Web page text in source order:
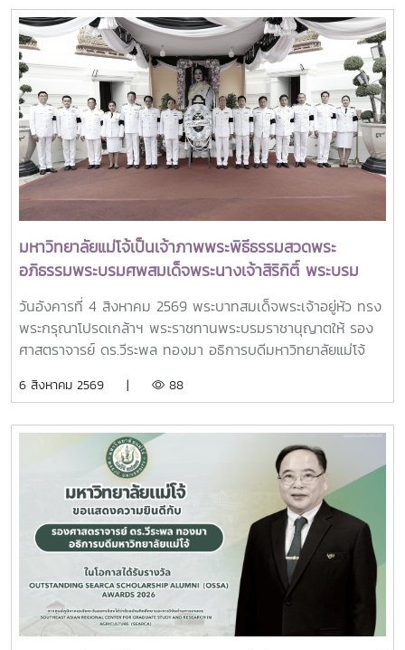
วิทยาศาสตร์ วิจัยและนวัตกรรม เป็นประธานเปิดงาน ณ โรงแรม
เซ็นทารา แกรนด์ แอท เซ็นทรัลพลาซ่าลาดพร้าว กทม.สำหรับ
การประชุม Thai University Presidential Forum 2026 มี
นายดนุพร ปุณณกันต์ ผู้ช่วยรัฐมนตรีประจำกระทรวง อว.
ทพญ.ศรีญาดา ปาลิมาพันธ์ ที่ปรึกษา รมว.อว. ศ.ดร.ศุภชัย
ปทุมนากุล ปลัดกระทรวง อว. ดร.พันธุ์เพิ่มศักดิ์ อารุณี รองปลัด
กระทรวง อว. นางศรินยา สาขากร ผู้ช่วยปลัดกระทรวง อว.
คณะผู้บริหารหน่วยงานในกระทรวง อว. Professor Tan Eng
Chye, President, National University of Singapore
Professor Yang Bin , Vice Chancellor, Tsinghua
University Council Professor Tan Eng Chye อธิการบดี
มหาวิทยาลัยแห่งชาติสิงคโปร์ Professor Yang Bin รองประธาน
สภามหาวิทยาลัยชิงหวา ตลอดจนประธานที่ประชุมอธิการบดี ทั้ง
4 แห่ง ได้แก่ ที่ประชุมอธิการบดีแห่งประเทศไทย (ทปอ.) ที่ประชุม
อธิการบดีมหาวิทยาลัยราชภัฏ (ทปอ.มรภ.) ที่ประชุมอธิการบดี
มหาวิทยาลัยเทคโนโลยีราชมงคล (ทปอ.มทร.) สมาคมสถาบัน
แลกเปลี่ยนประสบการณ์ด้าน Reinventing University ผ่าน
ผู้นำเครือข่ายอุดมศึกษา การนำเสนอกรณีศึกษาการประยุกต์ใช้
AI และนวัตกรรมจากภาคเอกชน รวมถึงกิจกรรม Forum-to-
Action เพื่อร่วมกำหนดข้อเสนอเชิงนโยบายและแผนปฏิบัติการใน
การขับเคลื่อนมหาวิทยาลัยไทยในอนาคตการเข้าร่วมประชุมในครั้ง
นี้มหาวิทยาลัยแม่โจ้ติดตามทิศทางการเปลี่ยนแปลงของการ
อุดมศึกษาไทย พร้อมแลกเปลี่ยนองค์ความรู้และสร้างความร่วม
มือกับเครือข่ายสถาบันอุดมศึกษาทั่วประเทศ เพื่อร่วมกันพัฒนา
มหาวิทยาลัยไทยให้ก้าวทันการเปลี่ยนแปลงของโลกยุคดิจิทัล และ
ยกระดับศักยภาพด้านการศึกษา วิจัย และนวัตกรรมอย่างยั่งยืน
มหาวิทยาลัยแม่โจ้เป็นเจ้าภาพพระพิธีธรรมสวดพระ
อภิธรรมพระบรมศพสมเด็จพระนางเจ้าสิริกิติ์ พระบรม
ราชินีนาถ พระบรมราชชนนีพันปีหลวง พร้อมเข้ากราบ
ถวายบังคมพระศพ สมเด็จพระเจ้าลูกเธอ เจ้าฟ้าพัชรกิติยา
ภา นเรนทิราเทพยวดี กรมหลวงราชสาริณีสิริพัชร มหา
วันอังคารที่ 4 สิงหาคม 2569 พระบาทสมเด็จพระเจ้าอยู่หัว ทรง
พระกรุณาโปรดเกล้าฯ พระราชทานพระบรมราชานุญาตให้ รอง
ศาสตราจารย์ ดร.วีระพล ทองมา อธิการบดีมหาวิทยาลัยแม่โจ้
บุคลากร รวมจำนวน 25 คน เป็นเจ้าภาพพระพิธีธรรมสวดพระ
พระบรมราชชนนีพันปีหลวง ณ พระที่นั่งดุสิตมหาปราสาท
พระบรมมหาราชวัง และเข้ากราบถวายบังคมพระศพสมเด็จ
พระเจ้าลูกเธอ เจ้าฟ้าพัชรกิติยาภา นเรนทิราเทพยวดี กรมหลวง
ราชสาริณีสิริพัชร มหาวัชรราชธิดา ณ พระที่นั่งพิมานรัตยา
พระบรมมหาราชวังการเข้าร่วมพิธีในครั้งนี้ นับเป็นพระ
มหากรุณาธิคุณล้นเกล้าล้นกระหม่อมแก่คณะผู้บริหาร
มหาวิทยาลัย สมาคมศิษย์เก่า และบุคลากร มหาวิทยาลัยแม่โจ้ที่ได้
ร่วมแสดงความจงรักภักดี ถวายความอาลัยและน้อมรำลึกในพระ
มหากรุณาธิคุณอย่างหาที่สุดมิได้
6 สิงหาคม 2569 | 88